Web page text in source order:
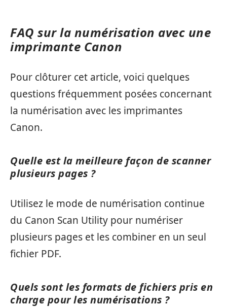
FAQ sur la numérisation avec une
imprimante Canon
Pour clôturer cet article, voici quelques
questions fréquemment posées concernant
la numérisation avec les imprimantes
Canon.
Quelle est la meilleure façon de scanner
plusieurs pages ?
Utilisez le mode de numérisation continue
du Canon Scan Utility pour numériser
plusieurs pages et les combiner en un seul
fichier PDF.
Quels sont les formats de fichiers pris en
charge pour les numérisations ?